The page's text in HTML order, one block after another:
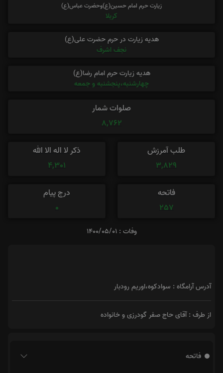
زیارت حرم امام حسین(ع)وحضرت عباس(ع)
کربلا
هدیه زیارت در حرم حضرت علی(ع)
نجف اشرف
هدیه زیارت حرم امام رضا(ع)
چهارشنبه،پنجشنبه و جمعه
صلوات شمار
8,762
طلب آمرزش
3,829
ذکر لا اله الا الله
4,301
فاتحه
257
درج پیام
0
وفات : 1400/05/01
آدرس آرامگاه : سوادکوه،اوریم رودبار
از طرف : آقای حاج صفر گودرزی و خانواده
فاتحه